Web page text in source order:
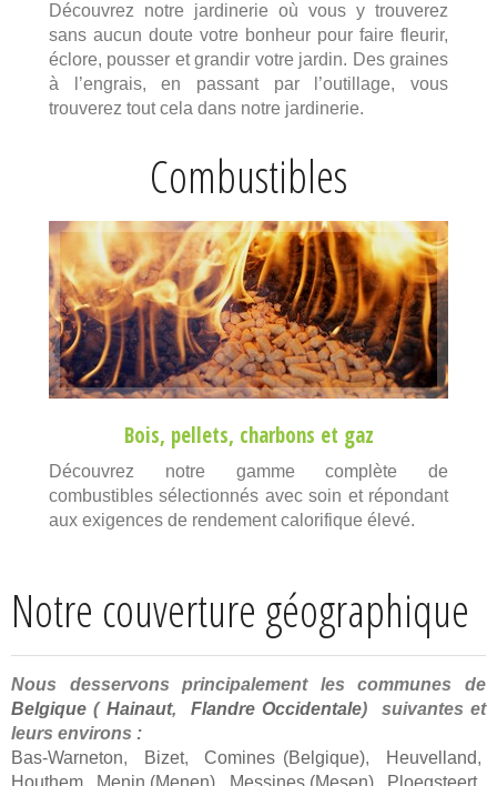
Découvrez notre jardinerie où vous y trouverez
sans aucun doute votre bonheur pour faire fleurir,
éclore, pousser et grandir votre jardin. Des graines
à l’engrais, en passant par l’outillage, vous
trouverez tout cela dans notre jardinerie.
Combustibles
Bois, pellets, charbons et gaz
Découvrez notre gamme complète de
combustibles sélectionnés avec soin et répondant
aux exigences de rendement calorifique élevé.
Notre couverture géographique
Nous desservons principalement les communes de
Belgique ( Hainaut, Flandre Occidentale) suivantes et
leurs environs :
Bas-Warneton, Bizet,Comines (Belgique), Heuvelland,